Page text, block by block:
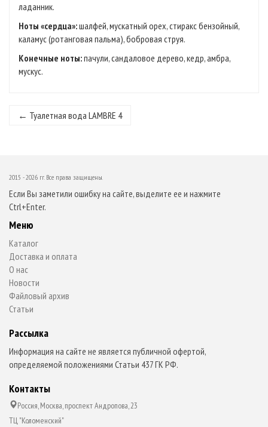
ладанник.
Ноты «сердца»:шалфей, мускатный орех, стиракс бензойный,
каламус (ротанговая пальма), бобровая струя.
Конечные ноты:пачули, сандаловое дерево, кедр, амбра,
мускус.
← Туалетная вода LAMBRE 4
2015 - 2026 гг. Все права защищены.
Если Вы заметили ошибку на сайте, выделите ее и нажмите
Ctrl+Enter.
Меню
Каталог
Доставка и оплата
О нас
Новости
Файловый архив
Статьи
Рассылка
Информация на сайте не является публичной офертой,
определяемой положениями Статьи 437 ГК РФ.
Контакты
Россия, Москва, проспект Андропова, 23
ТЦ "Коломенский"